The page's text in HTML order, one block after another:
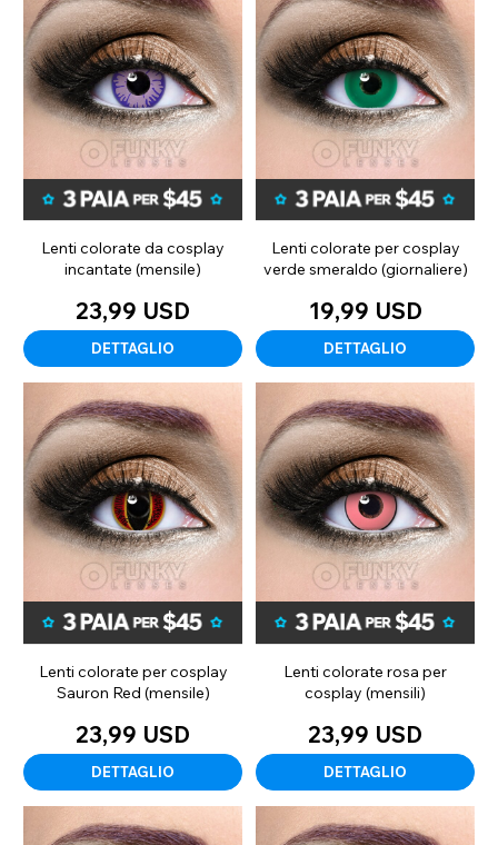
Lenti colorate da cosplay
incantate (mensile)
23,99 USD
DETTAGLIO
Lenti colorate per cosplay
verde smeraldo (giornaliere)
19,99 USD
DETTAGLIO
Lenti colorate per cosplay
Sauron Red (mensile)
23,99 USD
DETTAGLIO
Lenti colorate rosa per
cosplay (mensili)
23,99 USD
DETTAGLIO